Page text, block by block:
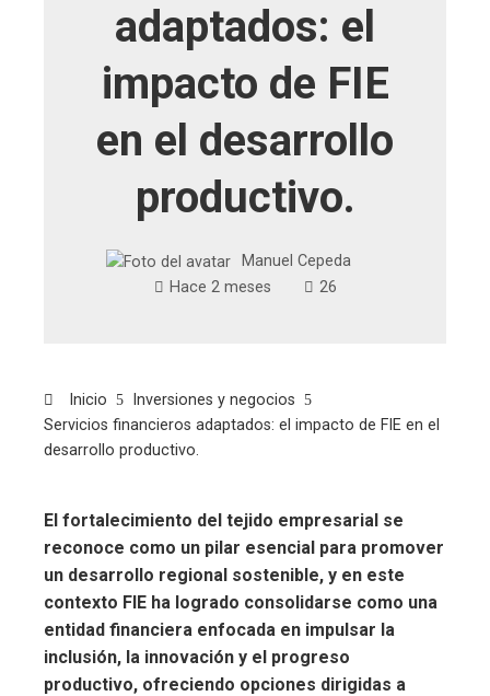
adaptados: el
impacto de FIE
en el desarrollo
productivo.
Manuel Cepeda
Hace 2 meses
26
Inicio
Inversiones y negocios
Servicios financieros adaptados: el impacto de FIE en el
desarrollo productivo.
El fortalecimiento del tejido empresarial se
reconoce como un pilar esencial para promover
un desarrollo regional sostenible, y en este
contexto FIE ha logrado consolidarse como una
entidad financiera enfocada en impulsar la
inclusión, la innovación y el progreso
productivo, ofreciendo opciones dirigidas a